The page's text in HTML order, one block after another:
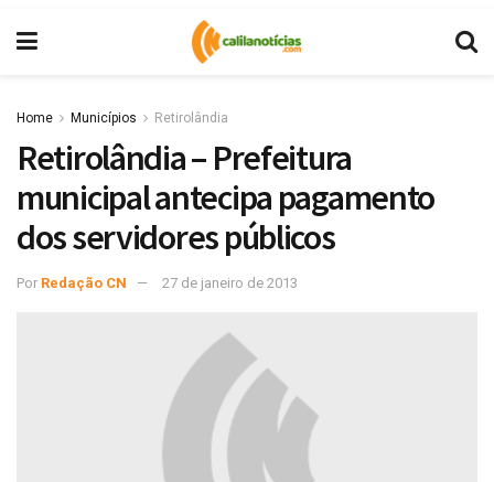
Home Municípios Retirolândia
Retirolândia – Prefeitura
municipal antecipa pagamento
dos servidores públicos
Por Redação CN 27 de janeiro de 2013